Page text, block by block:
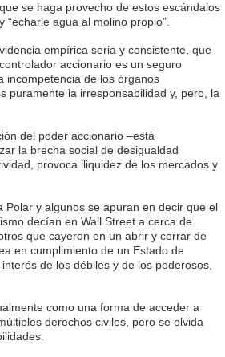
se haga provecho de estos escándalos
agua al molino propio”.
empírica seria y consistente, que
accionario es un seguro
incompetencia de los órganos
puramente la irresponsabilidad y, pero, la
del poder accionario –está
la brecha social de desigualdad
provoca iliquidez de los mercados y
y algunos se apuran en decir que el
decían en Wall Street a cerca de
que cayeron en un abrir y cerrar de
en cumplimiento de un Estado de
de los débiles y de los poderosos,
como una forma de acceder a
derechos civiles, pero se olvida